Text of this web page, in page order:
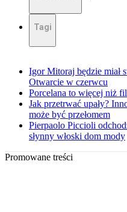
Tagi
Igor Mitoraj będzie miał
Otwarcie w czerwcu
Porcelana to więcej niż
Jak przetrwać upały?
może być przełomem
Pierpaolo Piccioli
słynny włoski dom mody
Promowane treści